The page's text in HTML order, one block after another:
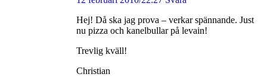
Hej! Då ska jag prova – verkar spännande. Just
nu pizza och kanelbullar på levain!
Trevlig kväll!
Christian